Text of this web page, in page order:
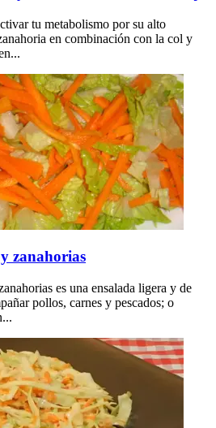
tu metabolismo por su alto
en combinación con la col y
zanahorias
es una ensalada ligera y de
pollos, carnes y pescados; o